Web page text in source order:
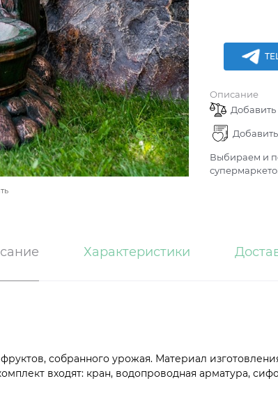
Описание
Выбираем и
Характеристики
собранного урожая. Материал
входят: кран, водопроводная арматура,